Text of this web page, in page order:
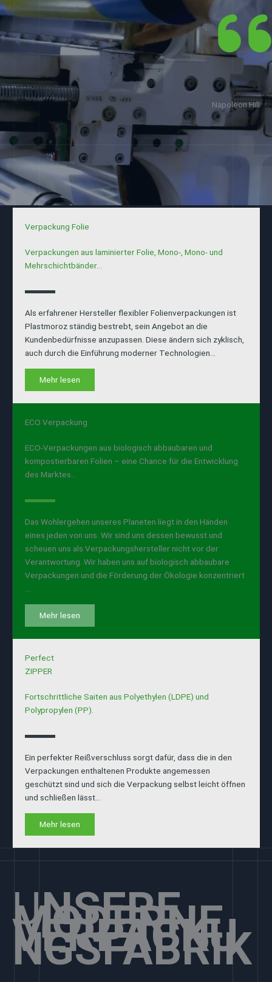
um es zu erreichen.
Napoleon Hill
Verpackung Folie
Verpackungen aus laminierter Folie, Mono-, Mono- und
Mehrschichtbänder…
Als erfahrener Hersteller flexibler Folienverpackungen ist
Plastmoroz ständig bestrebt, sein Angebot an die
Kundenbedürfnisse anzupassen. Diese ändern sich zyklisch,
auch durch die Einführung moderner Technologien…
Mehr lesen
ECO Verpackung
ECO-Verpackungen aus biologisch abbaubaren und
kompostierbaren Folien – eine Chance für die Entwicklung
des Marktes…
Das Wohlergehen unseres Planeten liegt in den Händen
eines jeden von uns. Wir sind uns dessen bewusst und
scheuen uns als Verpackungshersteller nicht vor der
Verantwortung. Wir haben uns auf biologisch abbaubare
Verpackungen und die Förderung der Ökologie konzentriert
…
Mehr lesen
Perfect
ZIPPER
Fortschrittliche Saiten aus Polyethylen (LDPE) und
Polypropylen (PP).
Ein perfekter Reißverschluss sorgt dafür, dass die in den
Verpackungen enthaltenen Produkte angemessen
geschützt sind und sich die Verpackung selbst leicht öffnen
und schließen lässt…
Mehr lesen
UNSERE
MODERNE
VERPACKU
NGSFABRIK